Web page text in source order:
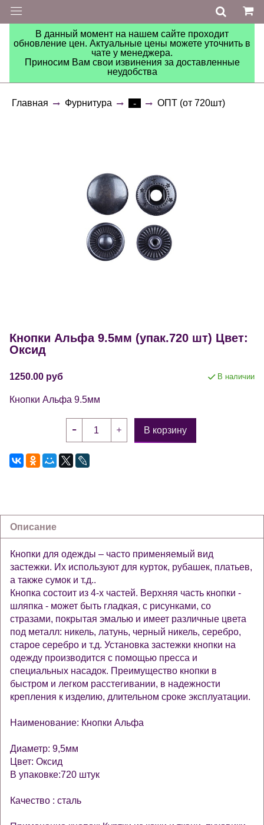
В данный момент на нашем сайте проходит
обновление цен. Актуальные цены можете уточнить в
чате у менеджера.
Приносим Вам свои извинения за доставленные
неудобства
Главная Фурнитура - ОПТ (от 720шт)
Кнопки Альфа 9.5мм (упак.720 шт) Цвет:
Оксид
1250.00 руб В наличии
Кнопки Альфа 9.5мм
В корзину
Описание
Кнопки для одежды – часто применяемый вид
застежки. Их используют для курток, рубашек, платьев,
а также сумок и т.д..
Кнопка состоит из 4-х частей. Верхняя часть кнопки -
шляпка - может быть гладкая, с рисунками, со
стразами, покрытая эмалью и имеет различные цвета
под металл: никель, латунь, черный никель, серебро,
старое серебро и т.д. Установка застежки кнопки на
одежду производится с помощью пресса и
специальных насадок. Преимущество кнопки в
быстром и легком расстегивании, в надежности
крепления к изделию, длительном сроке эксплуатации.
Наименование: Кнопки Альфа
Диаметр: 9,5мм
Цвет: Оксид
В упаковке:720 штук
Качество : сталь